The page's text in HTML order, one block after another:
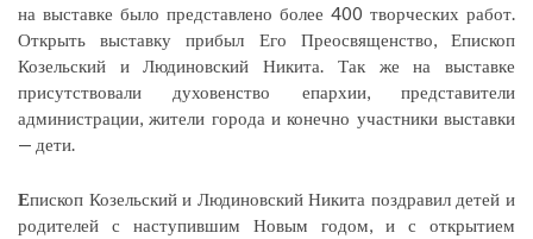
на выставке было представлено более 400 творческих работ.
Открыть выставку прибыл Его Преосвященство, Епископ
Козельский и Людиновский Никита. Так же на выставке
присутствовали духовенство епархии, представители
администрации, жители города и конечно участники выставки
— дети.
Епископ Козельский и Людиновский Никита поздравил детей и
родителей с наступившим Новым годом, и с открытием